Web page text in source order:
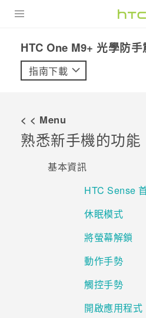
VIVE
配件
HTC One M9+ 光學防
指南下載
< < Menu
熟悉新手機的功能
基本資訊
HTC Sense
休眠模式
將螢幕解鎖
動作手勢
觸控手勢
開啟應用程式